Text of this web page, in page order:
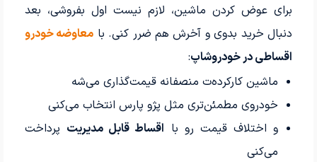
برای عوض کردن ماشین، لازم نیست اول بفروشی، بعد
دنبال خرید بدوی و آخرش هم ضرر کنی. با معاوضه خودرو
اقساطی در خودروشاپ:
ماشین کارکرده‌ت منصفانه قیمت‌گذاری می‌شه
خودروی مطمئن‌تری مثل پژو پارس انتخاب می‌کنی
و اختلاف قیمت رو با اقساط قابل مدیریت پرداخت
می‌کنی